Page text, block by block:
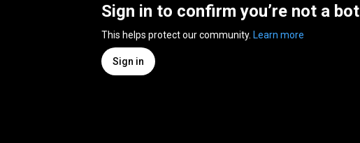
Sign in to confirm you’re not a bot
This helps protect our community. Learn more
Sign in